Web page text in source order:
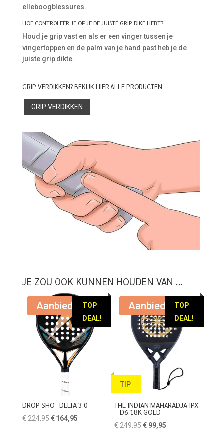
elleboogblessures.
HOE CONTROLEER JE OF JE DE JUISTE GRIP DIKE HEBT?
Houd je grip vast en als er een vinger tussen je
vingertoppen en de palm van je hand past heb je de
juiste grip dikte.
GRIP VERDIKKEN? BEKIJK HIER ALLE PRODUCTEN
GRIP VERDIKKEN
JE ZOU OOK KUNNEN HOUDEN VAN …
TOP
DEAL!
Aanbieding!
DROP SHOT DELTA 3.0
€224,95 Oorspronkelijke
€164,95Huidige
TOP
DEAL!
TIP
Aanbieding!
THE INDIAN MAHARADJA IPX
– D6.18K GOLD
€249,95Oorspronkelijke
€ 99,95